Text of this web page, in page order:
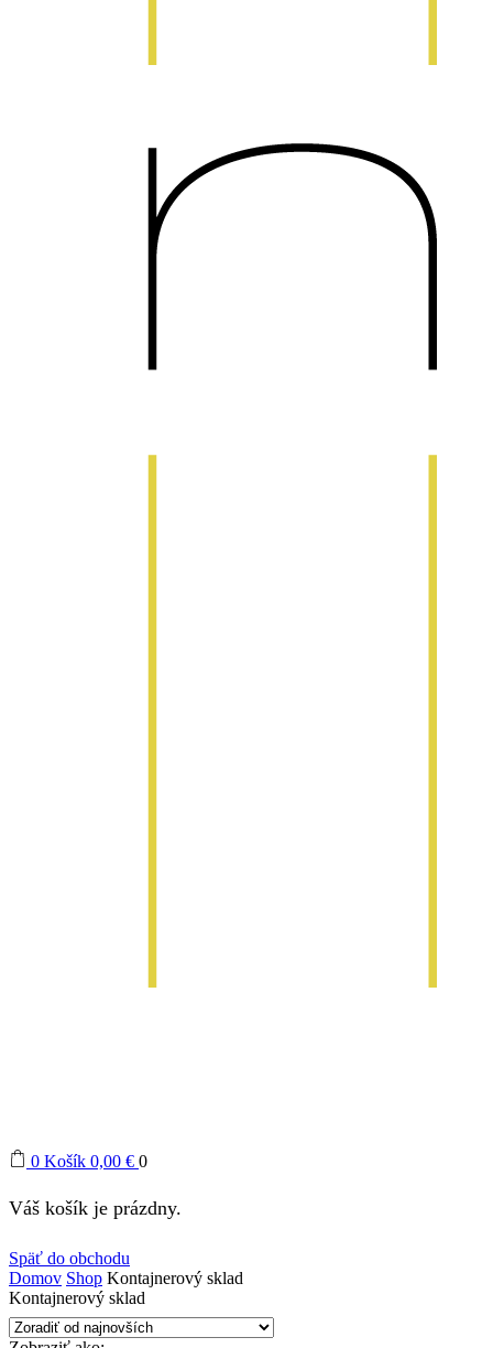
0 Košík 0,00 € 0
Váš košík je prázdny.
Späť do obchodu
Domov Shop Kontajnerový sklad
Kontajnerový sklad